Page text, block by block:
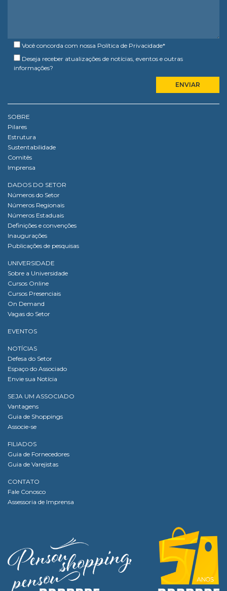
Você concorda com nossa Política de Privacidade*
Deseja receber atualizações de notícias, eventos e outras
informações?
SOBRE
Pilares
Estrutura
Sustentabilidade
Comitês
Imprensa
DADOS DO SETOR
Números do Setor
Números Regionais
Números Estaduais
Definições e convenções
Inaugurações
Publicações de pesquisas
UNIVERSIDADE
Sobre a Universidade
Cursos Online
Cursos Presenciais
On Demand
Vagas do Setor
EVENTOS
NOTÍCIAS
Defesa do Setor
Espaço do Associado
Envie sua Notícia
SEJA UM ASSOCIADO
Vantagens
Guia de Shoppings
Associe-se
FILIADOS
Guia de Fornecedores
Guia de Varejistas
CONTATO
Fale Conosco
Assessoria de Imprensa